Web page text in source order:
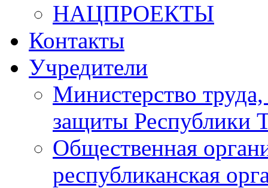
НАЦПРОЕКТЫ
Контакты
Учредители
Министерство
защиты Республики
Общественная
республиканская